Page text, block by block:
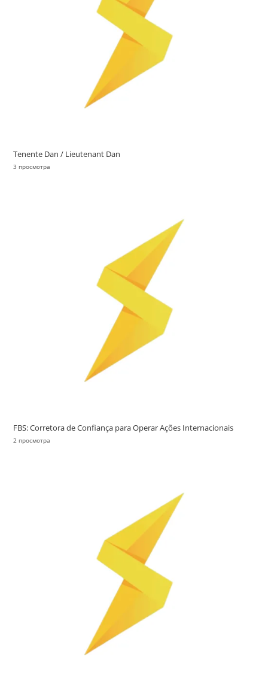
Tenente Dan / Lieutenant Dan
3 просмотра
FBS: Corretora de Confiança para Operar Ações Internacionais
2 просмотра